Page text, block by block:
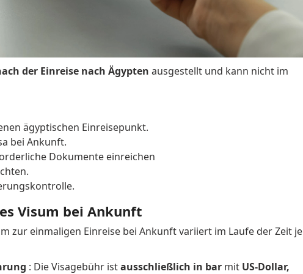
der Einreise nach Ägypten ausgestellt und kann nicht im
ägyptischen Einreisepunkt.
bei Ankunft.
Dokumente einreichen
Visum bei Ankunft
zur einmaligen Einreise bei Ankunft variiert im Laufe der Zeit je
: Die Visagebühr istausschließlich in bar mit US-Dollar,